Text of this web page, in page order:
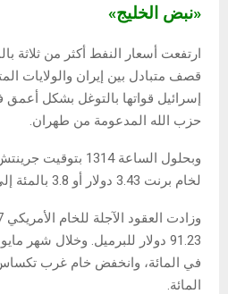
«نبض الخليج»
ارتفعت أسعار النفط أكثر من ثلاثة
قصف متبادل بين إيران والولايات
إسرائيل قواتها بالتوغل بشكل
حزب الله المدعومة من طهران.
وبحلول الساعة 1314
لخام برنت 3.43 دولار أو 3.8 بالمئة إلى 94.55 دولار للبرميل.
المائة.